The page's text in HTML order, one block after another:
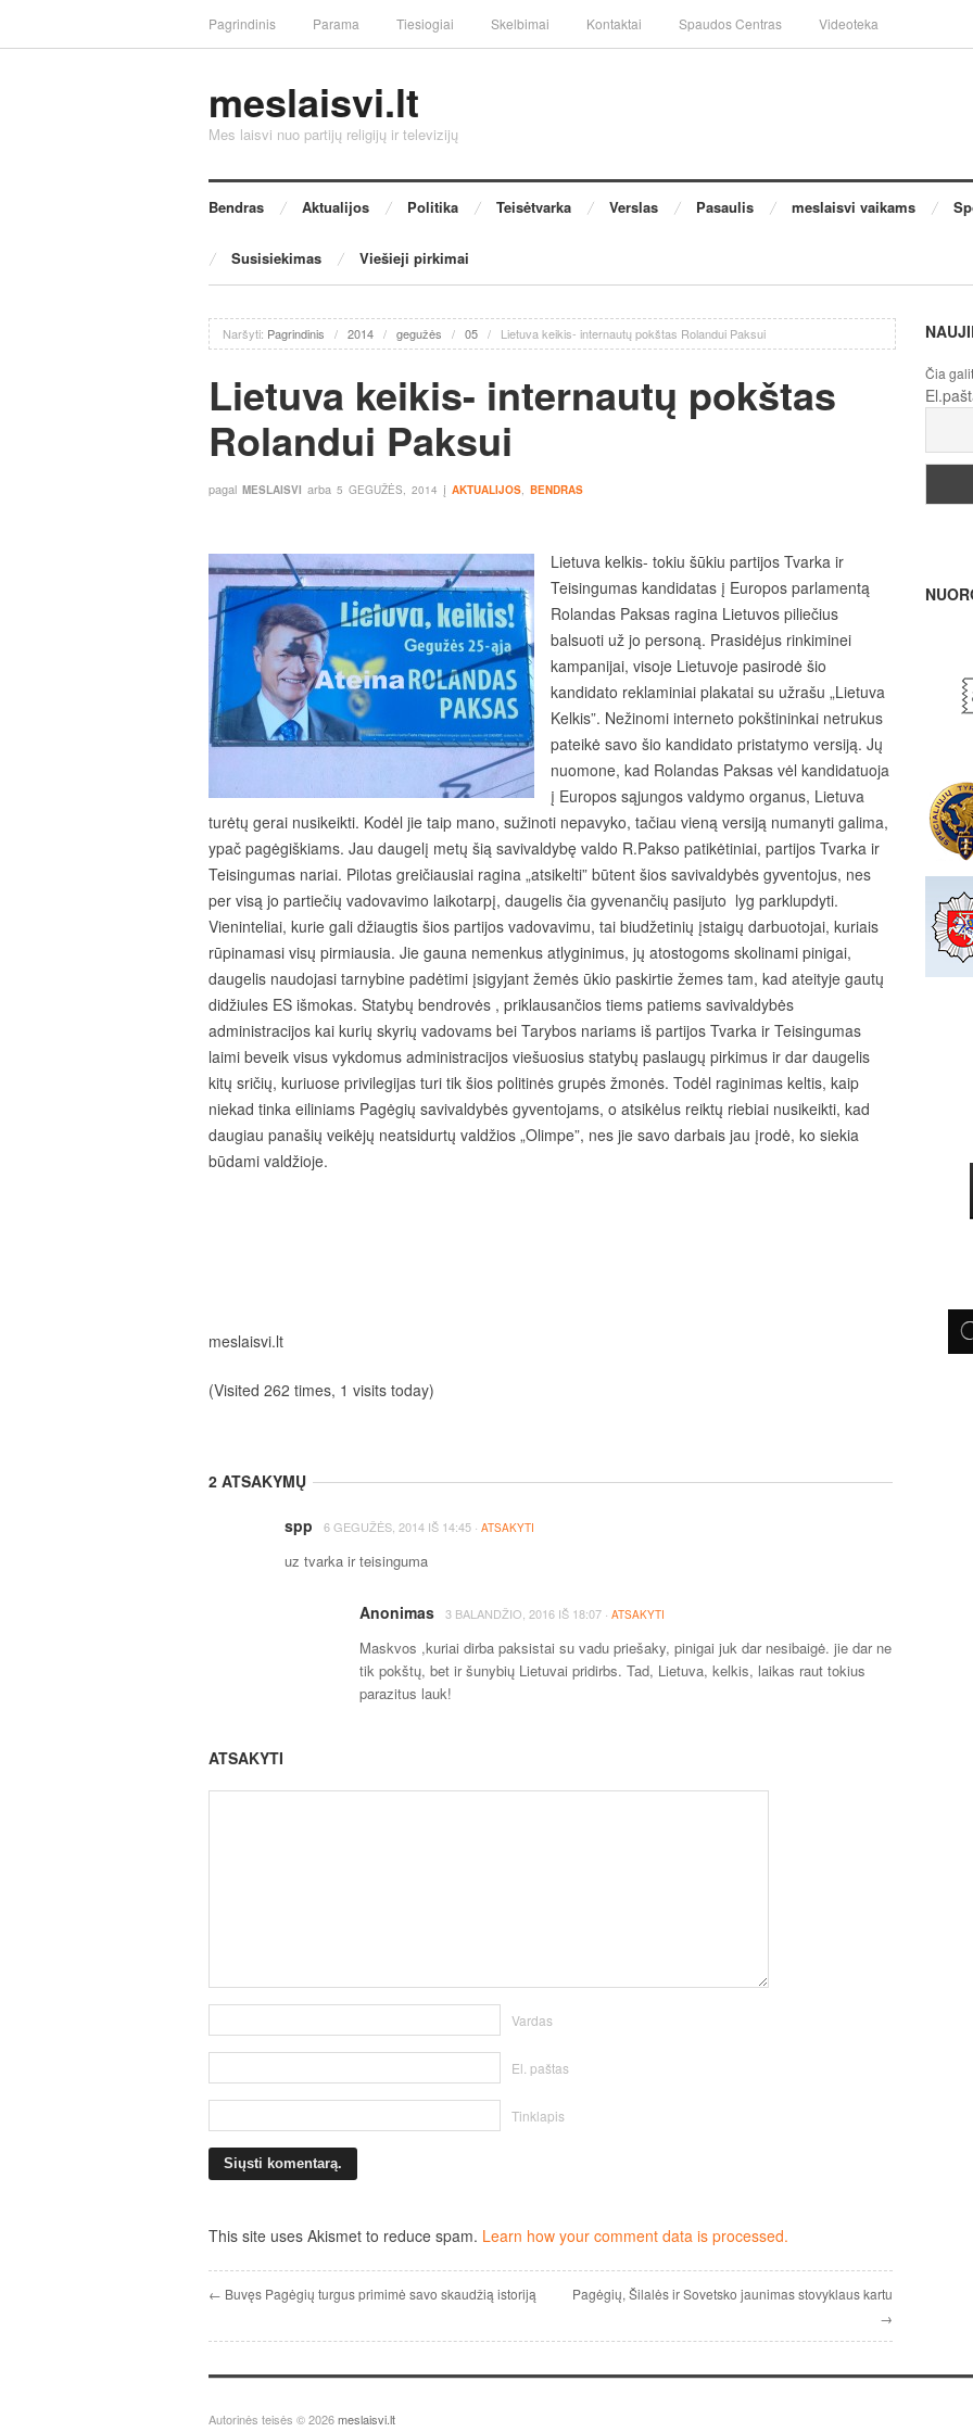
Pagrindinis Parama Tiesiogiai Skelbimai Kontaktai Spaudos Centras Videoteka
meslaisvi.lt
Mes laisvi nuo partijų religijų ir televizijų
Bendras Aktualijos Politika Teisėtvarka Verslas Pasaulis meslaisvi vaikams
Susisiekimas Viešieji pirkimai
Naršyti: Pagrindinis / 2014 / gegužės / 05 / Lietuva keikis- internautų pokštas Rolandui Paksui
Lietuva keikis- internautų pokštas
Rolandui Paksui
pagal MESLAISVI arba 5 GEGUŽĖS, 2014 į AKTUALIJOS, BENDRAS
Lietuva kelkis- tokiu šūkiu partijos Tvarka ir
Teisingumas kandidatas į Europos parlamentą
Rolandas Paksas ragina Lietuvos piliečius
balsuoti už jo personą. Prasidėjus rinkiminei
kampanijai, visoje Lietuvoje pasirodė šio
kandidato reklaminiai plakatai su užrašu „Lietuva
Kelkis”. Nežinomi interneto pokštininkai netrukus
pateikė savo šio kandidato pristatymo versiją. Jų
nuomone, kad Rolandas Paksas vėl kandidatuoja
į Europos sąjungos valdymo organus, Lietuva
turėtų gerai nusikeikti. Kodėl jie taip mano, sužinoti nepavyko, tačiau vieną versiją numanyti galima,
ypač pagėgiškiams. Jau daugelį metų šią savivaldybę valdo R.Pakso patikėtiniai, partijos Tvarka ir
Teisingumas nariai. Pilotas greičiausiai ragina „atsikelti” būtent šios savivaldybės gyventojus, nes
per visą jo partiečių vadovavimo laikotarpį, daugelis čia gyvenančių pasijuto lyg parklupdyti.
Vieninteliai, kurie gali džiaugtis šios partijos vadovavimu, tai biudžetinių įstaigų darbuotojai, kuriais
rūpinamasi visų pirmiausia. Jie gauna nemenkus atlyginimus, jų atostogoms skolinami pinigai,
daugelis naudojasi tarnybine padėtimi įsigyjant žemės ūkio paskirtie žemes tam, kad ateityje gautų
didžiules ES išmokas. Statybų bendrovės , priklausančios tiems patiems savivaldybės
administracijos kai kurių skyrių vadovams bei Tarybos nariams iš partijos Tvarka ir Teisingumas
laimi beveik visus vykdomus administracijos viešuosius statybų paslaugų pirkimus ir dar daugelis
kitų sričių, kuriuose privilegijas turi tik šios politinės grupės žmonės. Todėl raginimas keltis, kaip
niekad tinka eiliniams Pagėgių savivaldybės gyventojams, o atsikėlus reiktų riebiai nusikeikti, kad
daugiau panašių veikėjų neatsidurtų valdžios „Olimpe”, nes jie savo darbais jau įrodė, ko siekia
būdami valdžioje.
meslaisvi.lt
(Visited 262 times, 1 visits today)
2 ATSAKYMŲ
spp 6 GEGUŽĖS, 2014 IŠ 14:45 · ATSAKYTI
uz tvarka ir teisinguma
Anonimas 3 BALANDŽIO, 2016 IŠ 18:07 ·ATSAKYTI
Maskvos ,kuriai dirba paksistai su vadu priešaky, pinigai juk dar nesibaigė. jie dar ne
tik pokštų, bet ir šunybių Lietuvai pridirbs. Tad, Lietuva, kelkis, laikas raut tokius
parazitus lauk!
ATSAKYTI
Vardas
El. paštas
Tinklapis
This site uses Akismet to reduce spam. Learn how your comment data is processed.
← Buvęs Pagėgių turgus primimė savo skaudžią istoriją
Pagėgių, Šilalės ir Sovetsko jaunimas stovyklaus kartu
→
Čia
Autorinės teisės © 2026meslaisvi.lt